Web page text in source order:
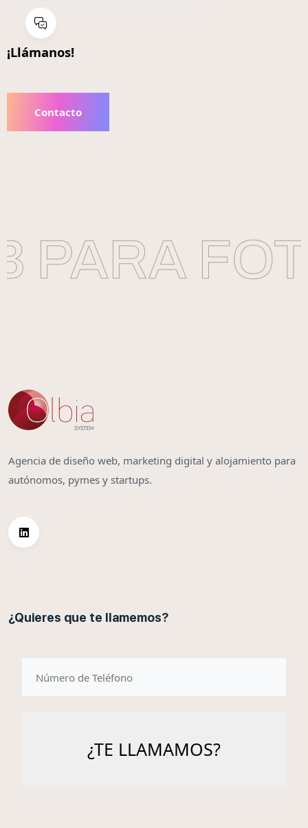
¡Llámanos!
Contacto
Agencia de diseño web, marketing digital y alojamiento para
autónomos, pymes y startups.
¿Quieres que te llamemos?